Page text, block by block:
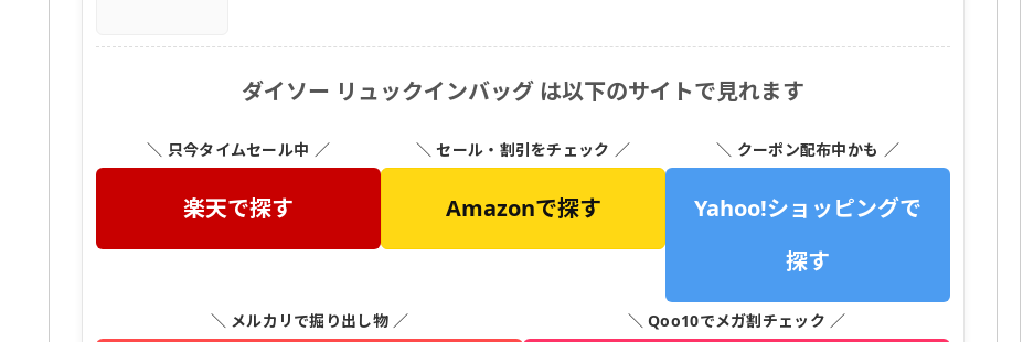
ダイソー リュックインバッグ は以下のサイトで見れます
＼ 只今タイムセール中 ／
楽天で探す
＼ セール・割引をチェック ／
Amazonで探す
＼ クーポン配布中かも ／
Yahoo!ショッピングで
探す
＼ メルカリで掘り出し物 ／ ＼ Qoo10でメガ割チェック ／